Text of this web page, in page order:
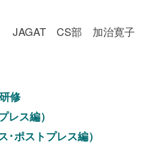
JAGAT CS部 加治寛子
修
ス編）
ポストプレス編）